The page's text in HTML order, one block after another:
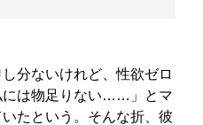
し分ないけれど、性欲ゼロ
には物足りない……」とマ
たという。そんな折、彼